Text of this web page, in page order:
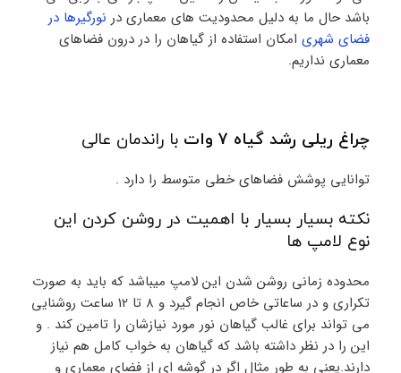
باشد حال ما به دلیل محدودیت های معماری در نورگیرها در
فضای شهری امکان استفاده از گیاهان را در درون فضاهای
معماری نداریم.
چراغ ریلی رشد گیاه 7 وات با راندمان عالی
توانایی پوشش فضاهای خطی متوسط را دارد .
نکته بسیار بسیار با اهمیت در روشن کردن این
نوع لامپ ها
محدوده زمانی روشن شدن این لامپ میباشد که باید به صورت
تکراری و در ساعاتی خاص انجام گیرد و 8 تا 12 ساعت روشنایی
می تواند برای غالب گیاهان نور مورد نیازشان را تامین کند . و
این را در نظر داشته باشد که گیاهان به خواب کامل هم نیاز
دارند.یعنی به طور مثال اگر در گوشه ای از فضای معماری و